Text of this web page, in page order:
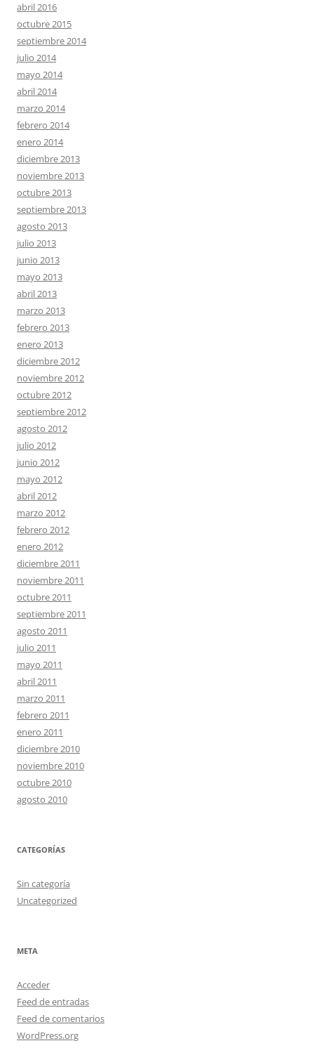
abril 2016
octubre 2015
septiembre 2014
julio 2014
mayo 2014
abril 2014
marzo 2014
febrero 2014
enero 2014
diciembre 2013
noviembre 2013
octubre 2013
septiembre 2013
agosto 2013
julio 2013
junio 2013
mayo 2013
abril 2013
marzo 2013
febrero 2013
enero 2013
diciembre 2012
noviembre 2012
octubre 2012
septiembre 2012
agosto 2012
julio 2012
junio 2012
mayo 2012
abril 2012
marzo 2012
febrero 2012
enero 2012
diciembre 2011
noviembre 2011
octubre 2011
septiembre 2011
agosto 2011
julio 2011
mayo 2011
abril 2011
marzo 2011
febrero 2011
enero 2011
diciembre 2010
noviembre 2010
octubre 2010
agosto 2010
CATEGORÍAS
Sin categoría
Uncategorized
META
Acceder
Feed de entradas
Feed de comentarios
WordPress.org